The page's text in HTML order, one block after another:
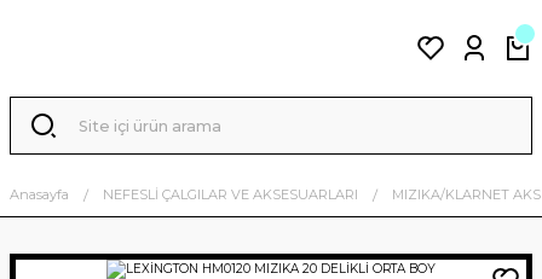
Anasayfa NEFESLİ ÇALGILAR VE AKSESUARLARI MIZIKA/KLARNET